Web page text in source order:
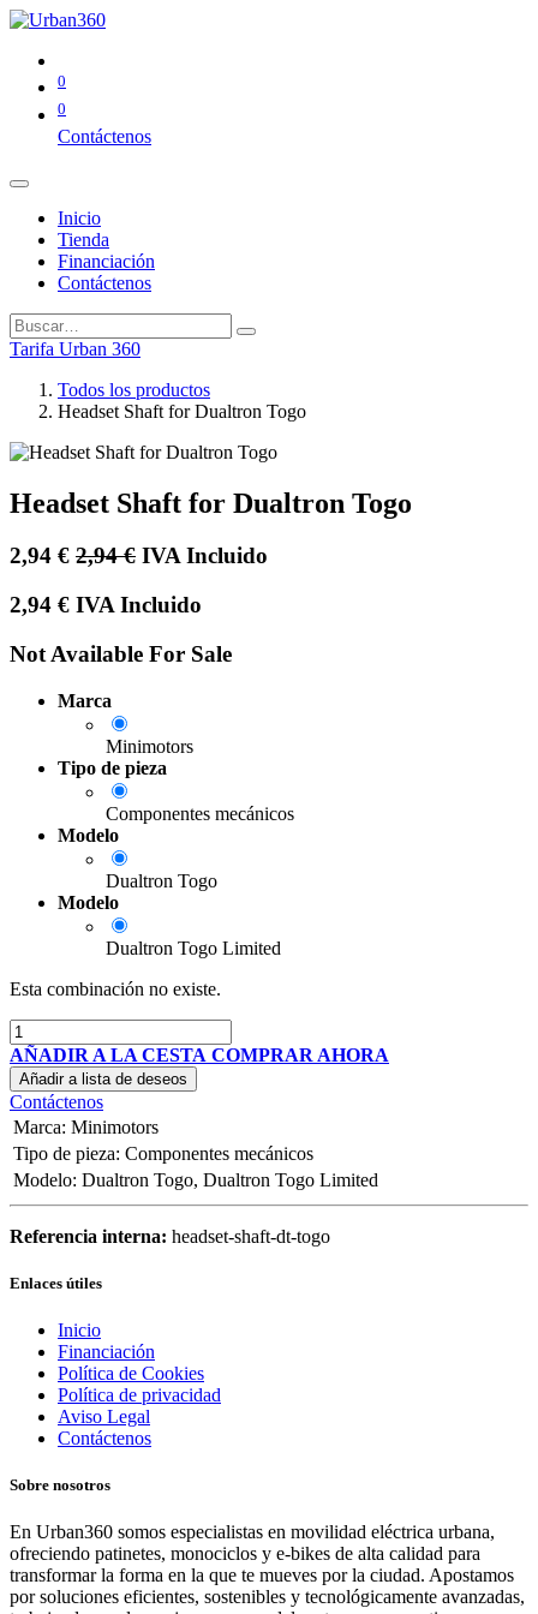
0
0
Contáctenos
Inicio
Tienda
Financiación
Contáctenos
Tarifa Urban 360
Todos los productos
Headset Shaft for Dualtron Togo
Headset Shaft for Dualtron Togo
2,94 € 2,94€ IVA Incluido
2,94 € IVA Incluido
Not Available For Sale
Marca
Minimotors
Tipo de pieza
Componentes mecánicos
Modelo
Dualtron Togo
Modelo
Dualtron Togo Limited
Esta combinación no existe.
AÑADIR A LA CESTA COMPRAR AHORA
Añadir a lista de deseos
Contáctenos
Marca: Minimotors
Tipo de pieza: Componentes mecánicos
Modelo: Dualtron Togo, Dualtron Togo Limited
Referencia interna: headset-shaft-dt-togo
Enlaces útiles
Inicio
Financiación
Política de Cookies
Política de privacidad
Aviso Legal
Contáctenos
Sobre nosotros
En Urban360 somos especialistas en movilidad eléctrica urbana,
ofreciendo patinetes, monociclos y e-bikes de alta calidad para
transformar la forma en la que te mueves por la ciudad. Apostamos
por soluciones eficientes, sostenibles y tecnológicamente avanzadas,